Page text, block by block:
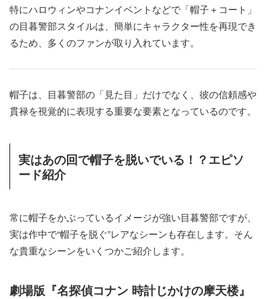
特にハロウィンやコナンイベントなどで「帽子＋コート」
の目暮警部スタイルは、簡単にキャラクター性を再現でき
るため、多くのファンが取り入れています。
帽子は、目暮警部の「見た目」だけでなく、彼の信頼感や
貫禄を視覚的に表現する重要な要素となっているのです。
実はあの回で帽子を脱いでいる！？エピソ
ード紹介
常に帽子をかぶっているイメージが強い目暮警部ですが、
実は作中で“帽子を脱ぐ”レアなシーンも存在します。そん
な貴重なシーンをいくつかご紹介します。
劇場版『名探偵コナン 時計じかけの摩天楼』